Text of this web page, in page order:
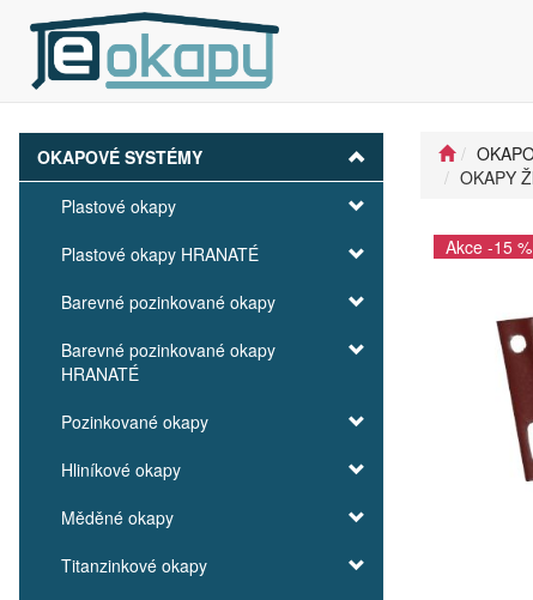
OKAPOVÉ SYSTÉMY
Plastové okapy
Plastové okapy HRANATÉ
Barevné pozinkované okapy
Barevné pozinkované okapy
HRANATÉ
Pozinkované okapy
Hliníkové okapy
Měděné okapy
Titanzinkové okapy
OKAPY
Akce -15 %